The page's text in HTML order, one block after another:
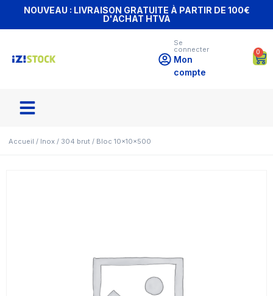
NOUVEAU : LIVRAISON GRATUITE À PARTIR DE 100€
D'ACHAT HTVA
Se
connecter
Mon
compte
0
Accueil / Inox / 304 brut / Bloc 10x10x500